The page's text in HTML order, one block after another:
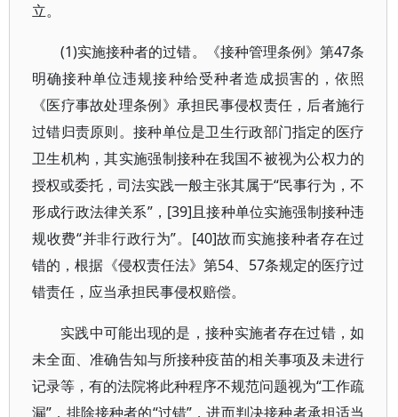
立。
(1)实施接种者的过错。《接种管理条例》第47条
明确接种单位违规接种给受种者造成损害的，依照
《医疗事故处理条例》承担民事侵权责任，后者施行
过错归责原则。接种单位是卫生行政部门指定的医疗
卫生机构，其实施强制接种在我国不被视为公权力的
授权或委托，司法实践一般主张其属于“民事行为，不
形成行政法律关系”，[39]且接种单位实施强制接种违
规收费“并非行政行为”。[40]故而实施接种者存在过
错的，根据《侵权责任法》第54、57条规定的医疗过
错责任，应当承担民事侵权赔偿。
实践中可能出现的是，接种实施者存在过错，如
未全面、准确告知与所接种疫苗的相关事项及未进行
记录等，有的法院将此种程序不规范问题视为“工作疏
漏”，排除接种者的“过错”，进而判决接种者承担适当